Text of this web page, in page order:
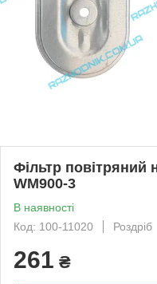
Фільтр повітряний
WM900-3
В наявності
Код: 100-11020
Роздріб
261 ₴